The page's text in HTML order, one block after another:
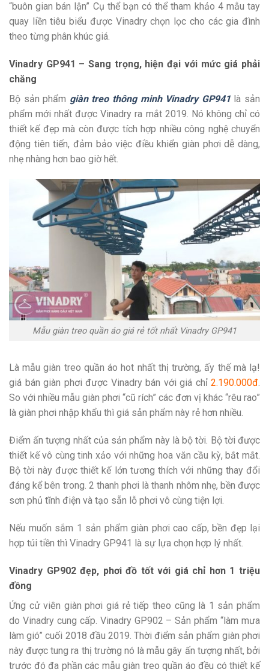
“buôn gian bán lận” Cụ thể bạn có thể tham khảo 4 mẫu tay
quay liền tiêu biểu được Vinadry chọn lọc cho các gia đình
theo từng phân khúc giá.
Vinadry GP941 – Sang trọng, hiện đại với mức giá phải
chăng
Bộ sản phẩm giàn treo thông minh Vinadry GP941là sản
phẩm mới nhất được Vinadry ra mắt 2019. Nó không chỉ có
thiết kế đẹp mà còn được tích hợp nhiều công nghệ chuyển
động tiên tiến, đảm bảo việc điều khiển giàn phơi dễ dàng,
nhẹ nhàng hơn bao giờ hết.
Mẫu giàn treo quần áo giá rẻ tốt nhất Vinadry GP941
Là mẫu giàn treo quần áo hot nhất thị trường, ấy thế mà lạ!
giá bán giàn phơi được Vinadry bán với giá chỉ 2.190.000đ.
So với nhiều mẫu giàn phơi “cũ rích” các đơn vị khác “rêu rao”
là giàn phơi nhập khẩu thì giá sản phẩm này rẻ hơn nhiều.
Điểm ấn tượng nhất của sản phẩm này là bộ tời. Bộ tời được
thiết kế vô cùng tinh xảo với những hoa văn cầu kỳ, bắt mắt.
Bộ tời này được thiết kế lớn tương thích với những thay đổi
đáng kể bên trong. 2 thanh phơi là thanh nhôm nhẹ, bền được
sơn phủ tĩnh điện và tạo sẵn lỗ phơi vô cùng tiện lợi.
Nếu muốn sắm 1 sản phẩm giàn phơi cao cấp, bền đẹp lại
hợp túi tiền thì Vinadry GP941 là sự lựa chọn hợp lý nhất.
Vinadry GP902 đẹp, phơi đồ tốt với giá chỉ hơn 1 triệu
đồng
Ứng cử viên giàn phơi giá rẻ tiếp theo cũng là 1 sản phẩm
do Vinadry cung cấp. Vinadry GP902 – Sản phẩm “làm mưa
làm gió” cuối 2018 đầu 2019. Thời điểm sản phẩm giàn phơi
này được tung ra thị trường nó là mẫu gây ấn tượng nhất, bởi
trước đó đa phần các mẫu giàn treo quần áo đều có thiết kế